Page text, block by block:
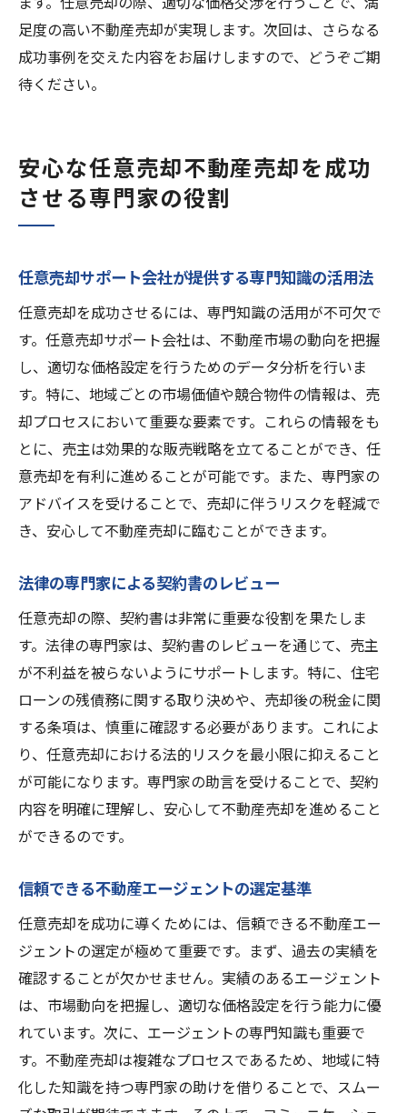
足度の高い不動産売却が実現します。次回は、さらなる
成功事例を交えた内容をお届けしますので、どうぞご期
待ください。
安心な任意売却不動産売却を成功
させる専門家の役割
任意売却サポート会社が提供する専門知識の活用法
任意売却を成功させるには、専門知識の活用が不可欠で
す。任意売却サポート会社は、不動産市場の動向を把握
し、適切な価格設定を行うためのデータ分析を行いま
す。特に、地域ごとの市場価値や競合物件の情報は、売
却プロセスにおいて重要な要素です。これらの情報をも
とに、売主は効果的な販売戦略を立てることができ、任
意売却を有利に進めることが可能です。また、専門家の
アドバイスを受けることで、売却に伴うリスクを軽減で
き、安心して不動産売却に臨むことができます。
法律の専門家による契約書のレビュー
任意売却の際、契約書は非常に重要な役割を果たしま
す。法律の専門家は、契約書のレビューを通じて、売主
が不利益を被らないようにサポートします。特に、住宅
ローンの残債務に関する取り決めや、売却後の税金に関
する条項は、慎重に確認する必要があります。これによ
り、任意売却における法的リスクを最小限に抑えること
が可能になります。専門家の助言を受けることで、契約
内容を明確に理解し、安心して不動産売却を進めること
ができるのです。
信頼できる不動産エージェントの選定基準
任意売却を成功に導くためには、信頼できる不動産エー
ジェントの選定が極めて重要です。まず、過去の実績を
確認することが欠かせません。実績のあるエージェント
は、市場動向を把握し、適切な価格設定を行う能力に優
れています。次に、エージェントの専門知識も重要で
す。不動産売却は複雑なプロセスであるため、地域に特
化した知識を持つ専門家の助けを借りることで、スムー